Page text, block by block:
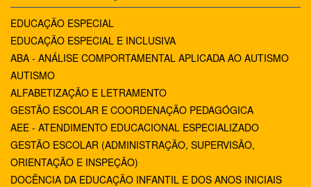
EDUCAÇÃO ESPECIAL
EDUCAÇÃO ESPECIAL E INCLUSIVA
ABA - ANÁLISE COMPORTAMENTAL APLICADA AO AUTISMO
AUTISMO
ALFABETIZAÇÃO E LETRAMENTO
GESTÃO ESCOLAR E COORDENAÇÃO PEDAGÓGICA
AEE - ATENDIMENTO EDUCACIONAL ESPECIALIZADO
GESTÃO ESCOLAR (ADMINISTRAÇÃO, SUPERVISÃO,
ORIENTAÇÃO E INSPEÇÃO)
DOCÊNCIA DA EDUCAÇÃO INFANTIL E DOS ANOS INICIAIS